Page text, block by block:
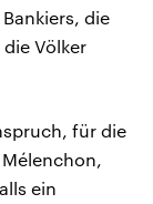
die
Völker
für die
ein